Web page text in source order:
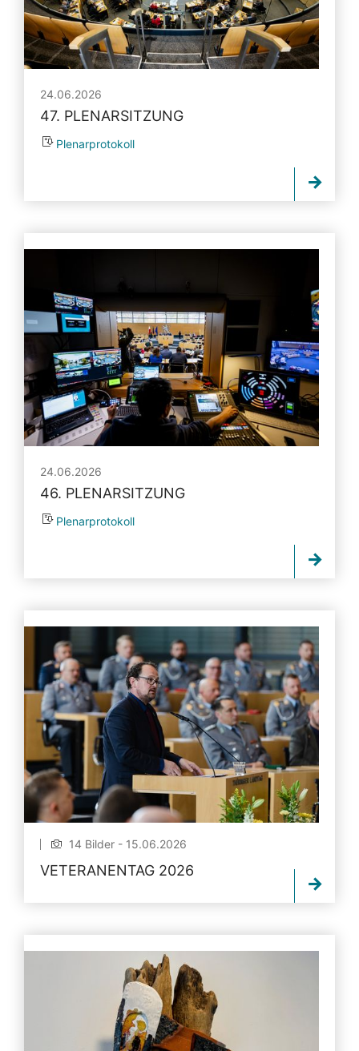
24.06.2026
47. PLENARSITZUNG
Plenarprotokoll
24.06.2026
46. PLENARSITZUNG
Plenarprotokoll
14 Bilder - 15.06.2026
VETERANENTAG 2026